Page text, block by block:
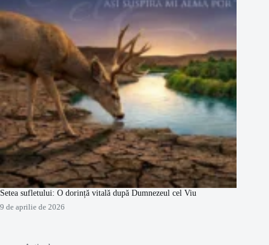
Setea sufletului: O dorință vitală după Dumnezeul cel Viu
9 de aprilie de 2026